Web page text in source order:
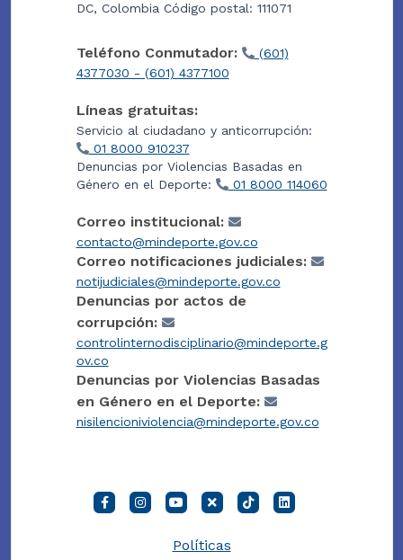
DC, Colombia Código postal: 111071
Teléfono Conmutador:
(601)
4377030 - (601) 4377100
Líneas gratuitas:
Servicio al ciudadano y anticorrupción:
01 8000 910237
Denuncias por Violencias Basadas en
Género en el Deporte:
01 8000 114060
Correo institucional:
contacto@mindeporte.gov.co
Correo notificaciones judiciales:
notijudiciales@mindeporte.gov.co
Denuncias por actos de
corrupción:
controlinternodisciplinario@mindeporte.g
ov.co
Denuncias por Violencias Basadas
en Género en el Deporte:
nisilencioniviolencia@mindeporte.gov.co
Políticas